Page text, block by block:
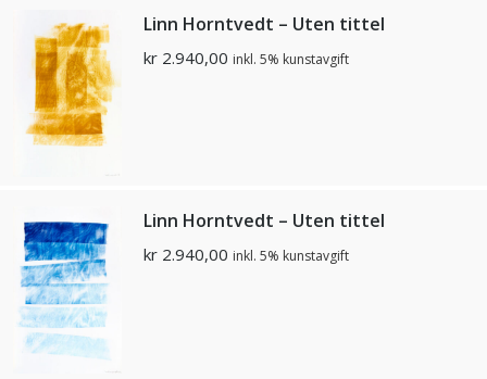
Linn Horntvedt – Uten tittel
kr 2.940,00 inkl. 5% kunstavgift
Linn Horntvedt – Uten tittel
kr 2.940,00 inkl. 5% kunstavgift